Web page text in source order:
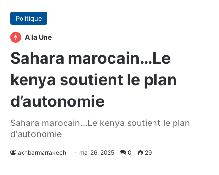
Politique
A la Une
Sahara marocain…Le
kenya soutient le plan
d’autonomie
Sahara marocain...Le kenya soutient le plan
d'autonomie
akhbarmarrakech mai 26, 2025 0 29